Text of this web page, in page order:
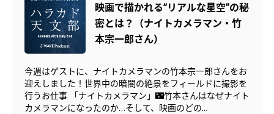
映画で描かれる“リアルな星空”の秘
密とは？（ナイトカメラマン・竹
本宗一郎さん）
今週はゲストに、ナイトカメラマンの竹本宗一郎さんをお
迎えしました！世界中の暗闇の絶景をフィールドに撮影を
行うお仕事 「ナイトカメラマン」🌃竹本さんはなぜナイト
カメラマンになったのか…そして、映画のどの...